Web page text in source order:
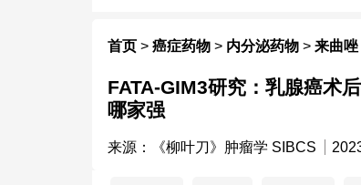
首页> 癌症药物> 内分泌药物> 来曲唑
FATA-GIM3研究：乳腺癌术
哪家强
来源：《柳叶刀》肿瘤学 SIBCS